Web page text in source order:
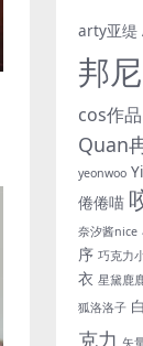
arty亚缇
邦尼
cos作品
Quan
yeonwoo
倦倦喵
奈汐酱nice
序 巧克力
衣 星黛鹿
狐洛洛子
克力 矢